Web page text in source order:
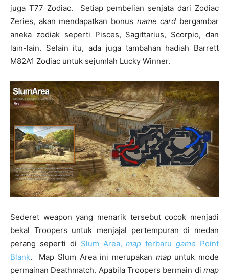
juga T77 Zodiac. Setiap pembelian senjata dari Zodiac
Zeries, akan mendapatkan bonus name card bergambar
aneka zodiak seperti Pisces, Sagittarius, Scorpio, dan
lain-lain. Selain itu, ada juga tambahan hadiah Barrett
M82A1 Zodiac untuk sejumlah Lucky Winner.
Sederet weapon yang menarik tersebut cocok menjadi
bekal Troopers untuk menjajal pertempuran di medan
perang seperti di Slum Area,map terbarugame Point
Blank. Map Slum Area ini merupakan map untuk mode
permainan Deathmatch. Apabila Troopers bermain di map